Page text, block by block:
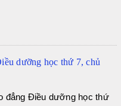
đẳng Điều dưỡng học thứ